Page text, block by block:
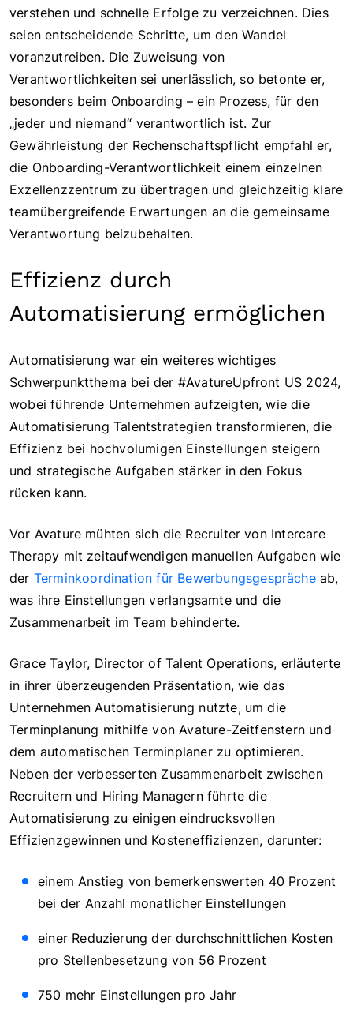
verstehen und schnelle Erfolge zu verzeichnen. Dies
seien entscheidende Schritte, um den Wandel
voranzutreiben. Die Zuweisung von
Verantwortlichkeiten sei unerlässlich, so betonte er,
besonders beim Onboarding – ein Prozess, für den
„jeder und niemand“ verantwortlich ist. Zur
Gewährleistung der Rechenschaftspflicht empfahl er,
die Onboarding-Verantwortlichkeit einem einzelnen
Exzellenzzentrum zu übertragen und gleichzeitig klare
teamübergreifende Erwartungen an die gemeinsame
Verantwortung beizubehalten.
Effizienz durch
Automatisierung ermöglichen
Automatisierung war ein weiteres wichtiges
Schwerpunktthema bei der #AvatureUpfront US 2024,
wobei führende Unternehmen aufzeigten, wie die
Automatisierung Talentstrategien transformieren, die
Effizienz bei hochvolumigen Einstellungen steigern
und strategische Aufgaben stärker in den Fokus
rücken kann.
Vor Avature mühten sich die Recruiter von Intercare
Therapy mit zeitaufwendigen manuellen Aufgaben wie
der Terminkoordination für Bewerbungsgesprächeab,
was ihre Einstellungen verlangsamte und die
Zusammenarbeit im Team behinderte.
Grace Taylor, Director of Talent Operations, erläuterte
in ihrer überzeugenden Präsentation, wie das
Unternehmen Automatisierung nutzte, um die
Terminplanung mithilfe von Avature-Zeitfenstern und
dem automatischen Terminplaner zu optimieren.
Neben der verbesserten Zusammenarbeit zwischen
Recruitern und Hiring Managern führte die
Automatisierung zu einigen eindrucksvollen
Effizienzgewinnen und Kosteneffizienzen, darunter:
einem Anstieg von bemerkenswerten 40 Prozent
bei der Anzahl monatlicher Einstellungen
einer Reduzierung der durchschnittlichen Kosten
pro Stellenbesetzung von 56 Prozent
750 mehr Einstellungen pro Jahr